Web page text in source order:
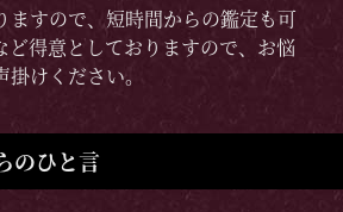
ますので、短時間からの鑑定も可
ど得意としておりますので、お悩
けください。
のひと言